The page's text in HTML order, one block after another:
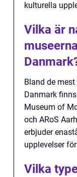
kulturella
Vilka är
Bland de
Danmark
Museum of
och ARoS
erbjuder
upplevelser
Vilka